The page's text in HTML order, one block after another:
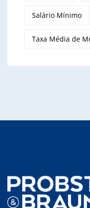
Salário Mínimo
Taxa Média de